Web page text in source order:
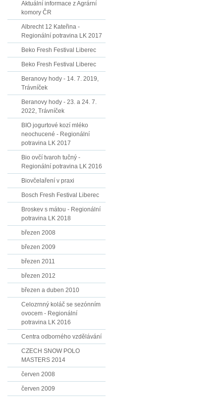
Aktuální informace z Agrární
komory ČR
Albrecht 12 Kateřina -
Regionální potravina LK 2017
Beko Fresh Festival Liberec
Beko Fresh Festival Liberec
Beranovy hody - 14. 7. 2019,
Trávníček
Beranovy hody - 23. a 24. 7.
2022, Trávníček
BIO jogurtové kozí mléko
neochucené - Regionální
potravina LK 2017
Bio ovčí tvaroh tučný -
Regionální potravina LK 2016
Biovčelaření v praxi
Bosch Fresh Festival Liberec
Broskev s mátou - Regionální
potravina LK 2018
březen 2008
březen 2009
březen 2011
březen 2012
březen a duben 2010
Celozrnný koláč se sezónním
ovocem - Regionální
potravina LK 2016
Centra odborného vzdělávání
CZECH SNOW POLO
MASTERS 2014
červen 2008
červen 2009